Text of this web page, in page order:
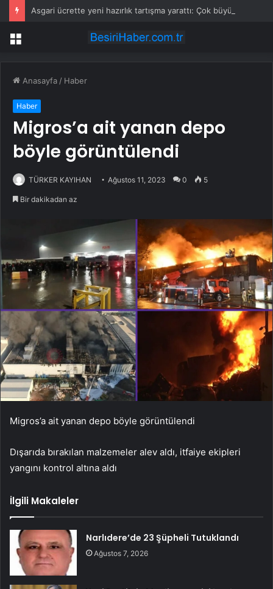
Menü
Anasayfa / Haber
Haber
Migros’a ait yanan depo
böyle görüntülendi
TÜRKER KAYIHAN Ağustos 11, 2023 0 5
Bir dakikadan az
Migros’a ait yanan depo böyle görüntülendi
Dışarıda bırakılan malzemeler alev aldı, itfaiye ekipleri
yangını kontrol altına aldı
İlgili Makaleler
Narlıdere’de 23 Şüpheli Tutuklandı
Ağustos 7, 2026